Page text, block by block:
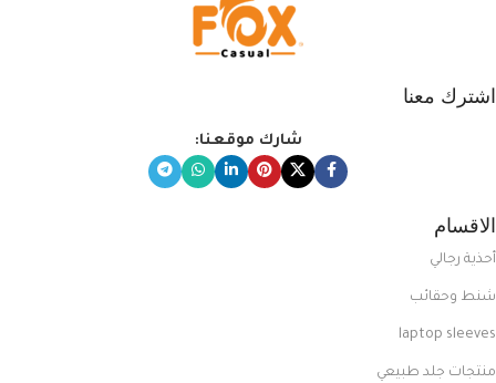
اشترك معنا
شارك موقعنا:
الاقسام
أحذية رجالي
شنط وحقائب
laptop sleeves
منتجات جلد طبيعي